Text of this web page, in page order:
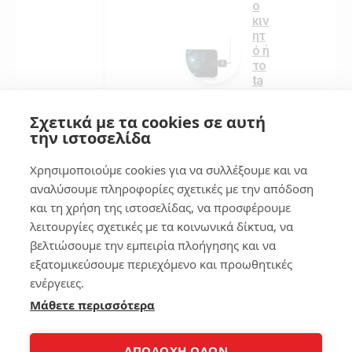
ο
κιν
ητ
ό ή
το
ta
εύ
!
152
7
Copyright 2008-2026 © Laptopblog.gr Όλα τα δικαιώματα
Σχετικά με τα cookies σε αυτή
την ιστοσελίδα
Χρησιμοποιούμε cookies για να συλλέξουμε και να
αναλύσουμε πληροφορίες σχετικές με την απόδοση
και τη χρήση της ιστοσελίδας, να προσφέρουμε
λειτουργίες σχετικές με τα κοινωνικά δίκτυα, να
βελτιώσουμε την εμπειρία πλοήγησης και να
εξατομικεύσουμε περιεχόμενο και προωθητικές
ενέργειες.
Μάθετε περισσότερα